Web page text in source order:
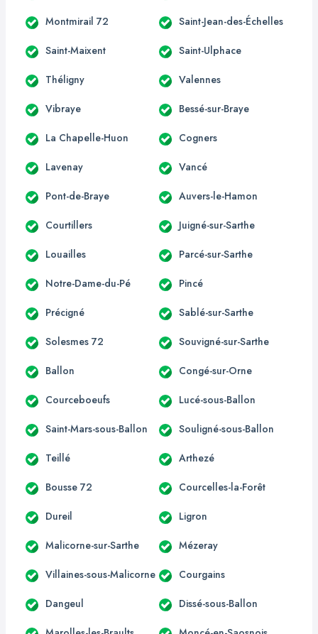
Montmirail 72 Saint-Jean-des-Échelles
Saint-Maixent Saint-Ulphace
Théligny Valennes
Vibraye Bessé-sur-Braye
La Chapelle-Huon Cogners
Lavenay Vancé
Pont-de-Braye Auvers-le-Hamon
Courtillers Juigné-sur-Sarthe
Louailles Parcé-sur-Sarthe
Notre-Dame-du-Pé Pincé
Précigné Sablé-sur-Sarthe
Solesmes 72 Souvigné-sur-Sarthe
Ballon Congé-sur-Orne
Courceboeufs Lucé-sous-Ballon
Saint-Mars-sous-Ballon Souligné-sous-Ballon
Teillé Arthezé
Bousse 72 Courcelles-la-Forêt
Dureil Ligron
Malicorne-sur-Sarthe Mézeray
Villaines-sous-Malicorne Courgains
Dangeul Dissé-sous-Ballon